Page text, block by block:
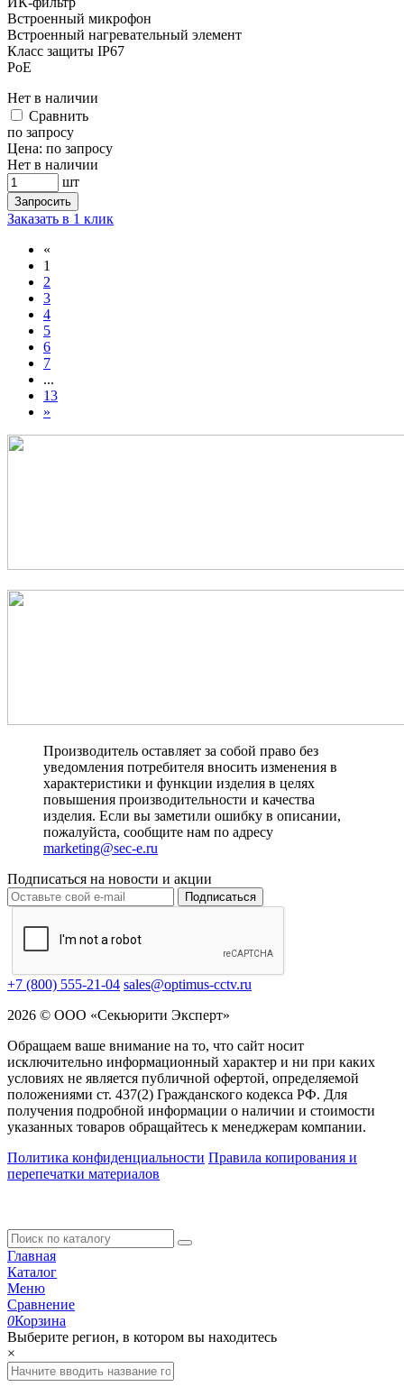
Встроенный микрофон
Встроенный нагревательный элемент
Класс защиты IР67
PoE
Нет в наличии
Cравнить
по запросу
Цена: по запросу
Нет в наличии
шт
Запросить
Заказать в 1 клик
«
1
2
3
4
5
6
7
...
13
»
Производитель оставляет за собой право без
уведомления потребителя вносить изменения в
характеристики и функции изделия в целях
повышения производительности и качества
изделия. Если вы заметили ошибку в описании,
пожалуйста, сообщите нам по адресу
marketing@sec-e.ru
Подписаться на новости и акции
Подписаться
+7 (800) 555-21-04 sales@optimus-cctv.ru
2026 © ООО «Секьюрити Эксперт»
Обращаем ваше внимание на то, что сайт носит
исключительно информационный характер и ни при каких
условиях не является публичной офертой, определяемой
положениями ст. 437(2) Гражданского кодекса РФ. Для
получения подробной информации о наличии и стоимости
указанных товаров обращайтесь к менеджерам компании.
Политика конфиденциальности Правила копирования и
перепечатки материалов
Главная
Каталог
Меню
Сравнение
0Корзина
Выберите регион, в котором вы находитесь
×